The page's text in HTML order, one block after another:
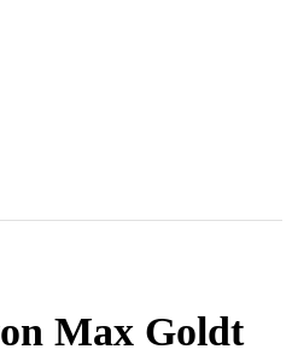
Max Goldt